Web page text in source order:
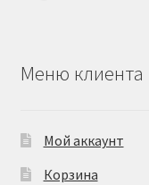
Меню клиента
Мой аккаунт
Корзина